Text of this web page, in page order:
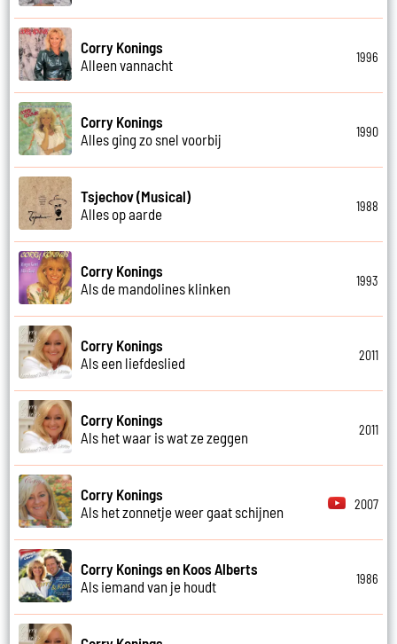
Corry Konings
Alleen vannacht
1996
Corry Konings
Alles ging zo snel voorbij
1990
Tsjechov (Musical)
Alles op aarde
1988
Corry Konings
Als de mandolines klinken
1993
Corry Konings
Als een liefdeslied
2011
Corry Konings
Als het waar is wat ze zeggen
2011
Corry Konings
Als het zonnetje weer gaat schijnen
2007
Corry Konings en Koos Alberts
Als iemand van je houdt
1986